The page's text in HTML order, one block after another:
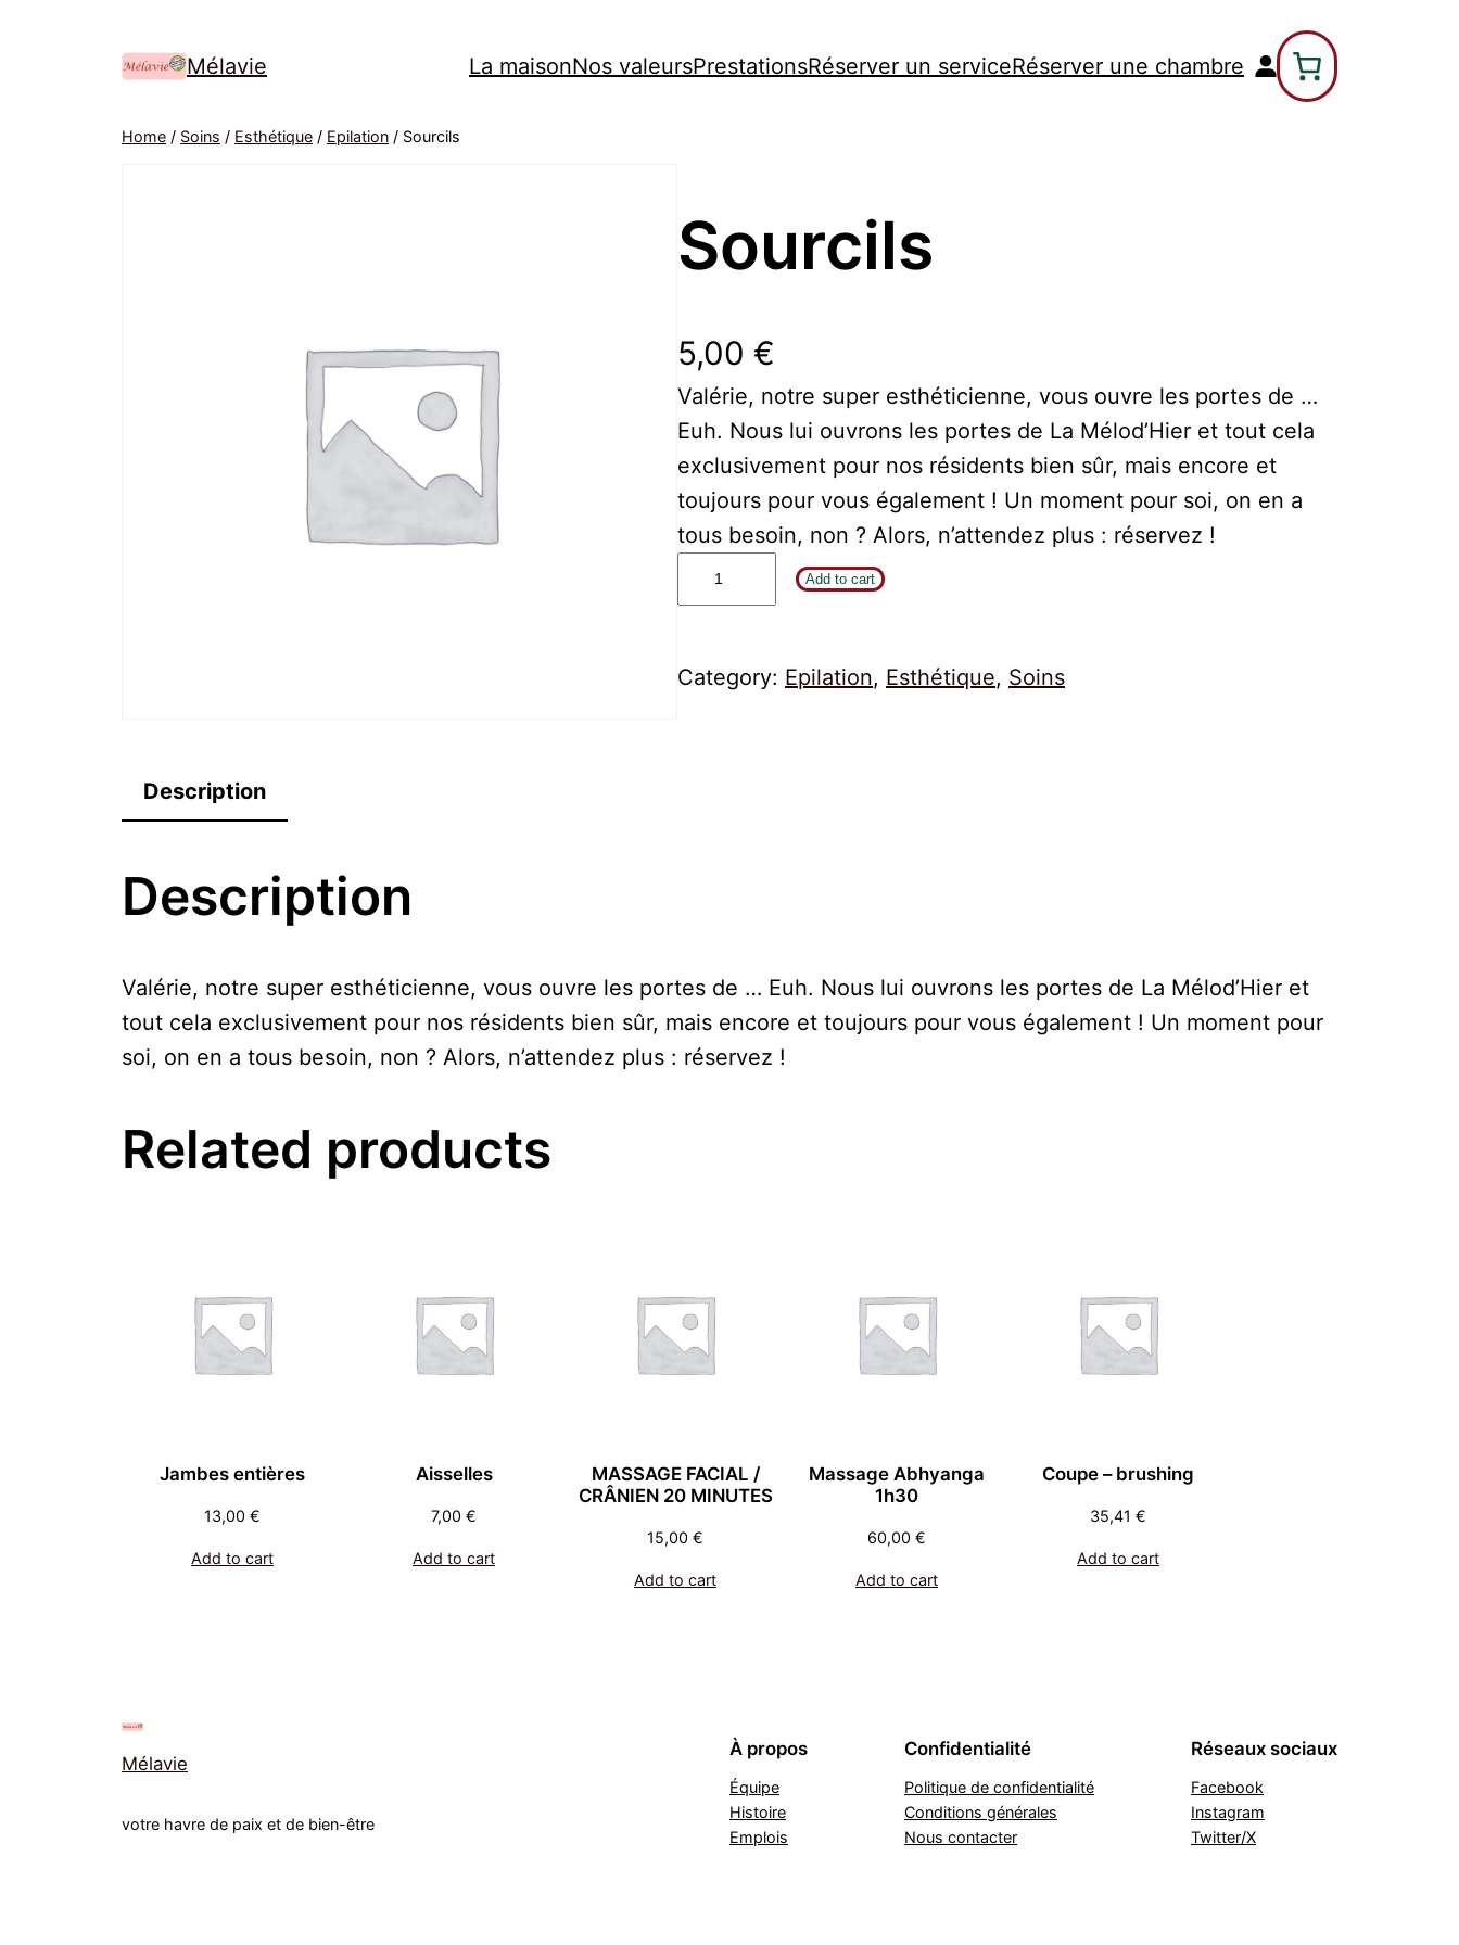
Mélavie La maisonNos valeursPrestationsRéserver un serviceRéserver une chambre
Home / Soins / Esthétique / Epilation / Sourcils
Sourcils
5,00 €
Valérie, notre super esthéticienne, vous ouvre les portes de …
Euh. Nous lui ouvrons les portes de La Mélod’Hier et tout cela
exclusivement pour nos résidents bien sûr, mais encore et
toujours pour vous également ! Un moment pour soi, on en a
tous besoin, non ? Alors, n’attendez plus : réservez !
Add to cart
Category: Epilation, Esthétique, Soins
Description
Description
Valérie, notre super esthéticienne, vous ouvre les portes de … Euh. Nous lui ouvrons les portes de La Mélod’Hier et
tout cela exclusivement pour nos résidents bien sûr, mais encore et toujours pour vous également ! Un moment pour
soi, on en a tous besoin, non ? Alors, n’attendez plus : réservez !
Related products
Jambes entières
13,00 €
Add to cart
Aisselles
7,00 €
Add to cart
MASSAGE FACIAL /
CRÂNIEN 20 MINUTES
15,00 €
Add to cart
Massage Abhyanga
1h30
60,00 €
Add to cart
Coupe – brushing
35,41 €
Add to cart
Mélavie
votre havre de paix et de bien-être
À propos
Équipe
Histoire
Emplois
Confidentialité
Politique de confidentialité
Conditions générales
Nous contacter
Réseaux sociaux
Facebook
Instagram
Twitter/X